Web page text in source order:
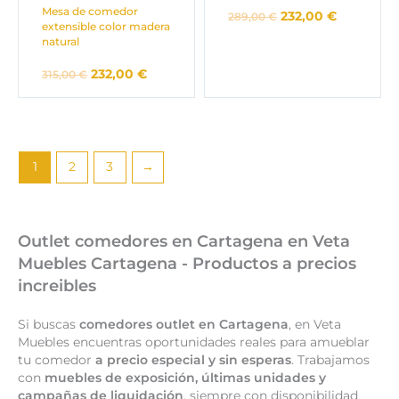
Mesa de comedor
extensible color madera
natural
315,00€ 232,00€
289,00€ 232,00€
1 2 3 →
Outlet comedores en Cartagena en Veta
Muebles Cartagena - Productos a precios
increibles
Si buscas comedores outlet en Cartagena, en Veta
Muebles encuentras oportunidades reales para amueblar
tu comedor a precio especial y sin esperas. Trabajamos
con muebles de exposición, últimas unidades y
campañas de liquidación, siempre con disponibilidad